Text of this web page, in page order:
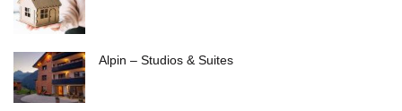
Alpin – Studios & Suites